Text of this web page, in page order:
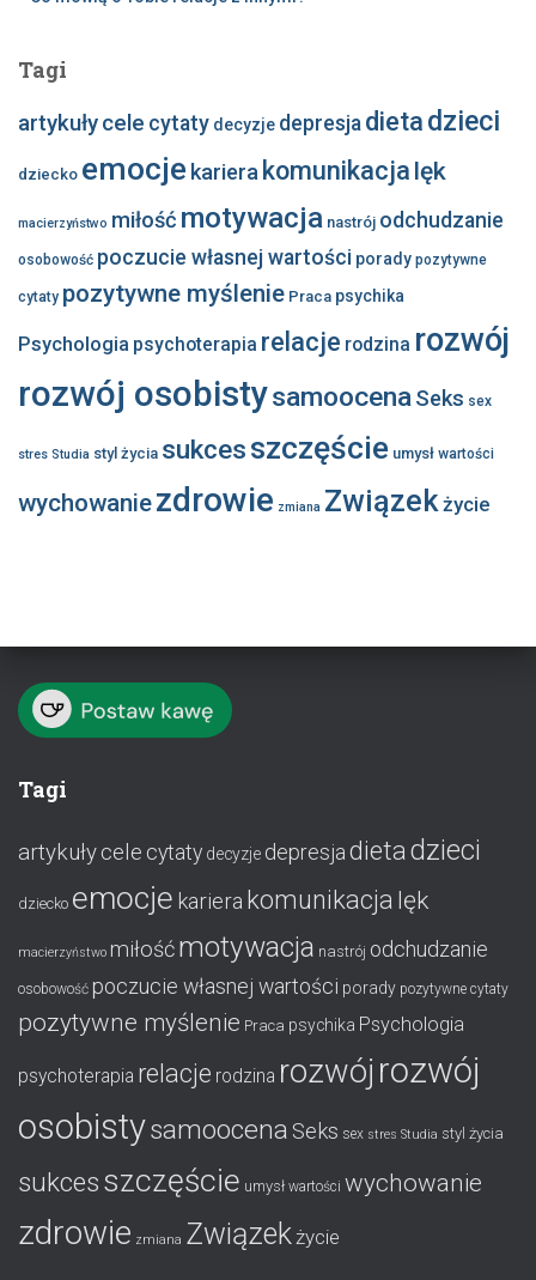
Tagi
artykułycele cytaty decyzje depresja dieta dzieci
dziecko emocje kariera komunikacja lęk
macierzyństwo miłość motywacja nastrój odchudzanie
osobowość poczucie własnej wartości porady pozytywne
cytaty pozytywne myślenie Praca psychika
Psychologia psychoterapia relacje rodzina rozwój
rozwój osobistysamoocenaSeks sex
stres Studia styl życia sukcesszczęście umysł wartości
wychowaniezdrowie zmiana Związekżycie
Tagi
artykułycele cytaty decyzje depresja dietadzieci
dziecko emocje kariera komunikacja lęk
macierzyństwo miłośćmotywacja nastrój odchudzanie
osobowość poczucie własnej wartości porady pozytywne cytaty
pozytywne myślenie Praca psychika Psychologia
psychoterapia relacje rodzina rozwój rozwój
osobistysamoocena Seks sex stres Studia styl życia
sukcesszczęście umysł wartości wychowanie
zdrowie zmiana Związekżycie